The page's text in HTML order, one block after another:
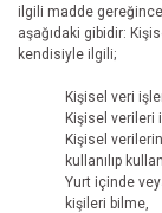
ilgili madde
aşağıdaki gibidir:
kendisiyle ilgili;
Kişisel veri
Kişisel verileri
Kişisel
kullanılıp
Yurt içinde
kişileri bilme,